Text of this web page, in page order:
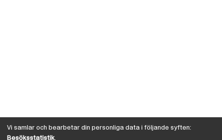
Vi samlar och bearbetar din personliga data i följande syften:
Besöksstatistik.